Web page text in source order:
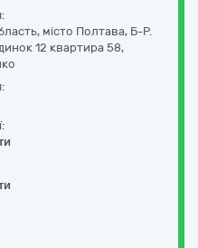
, місто Полтава, Б-Р.
12 квартира 58,